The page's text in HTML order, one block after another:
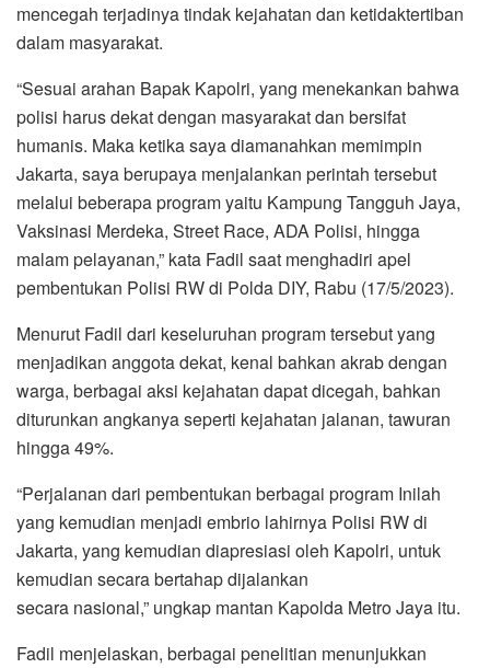
mencegah terjadinya tindak kejahatan dan ketidaktertiban
dalam masyarakat.
“Sesuai arahan Bapak Kapolri, yang menekankan bahwa
polisi harus dekat dengan masyarakat dan bersifat
humanis. Maka ketika saya diamanahkan memimpin
Jakarta, saya berupaya menjalankan perintah tersebut
melalui beberapa program yaitu Kampung Tangguh Jaya,
Vaksinasi Merdeka, Street Race, ADA Polisi, hingga
malam pelayanan,” kata Fadil saat menghadiri apel
pembentukan Polisi RW di Polda DIY, Rabu (17/5/2023).
Menurut Fadil dari keseluruhan program tersebut yang
menjadikan anggota dekat, kenal bahkan akrab dengan
warga, berbagai aksi kejahatan dapat dicegah, bahkan
diturunkan angkanya seperti kejahatan jalanan, tawuran
hingga 49%.
“Perjalanan dari pembentukan berbagai program Inilah
yang kemudian menjadi embrio lahirnya Polisi RW di
Jakarta, yang kemudian diapresiasi oleh Kapolri, untuk
kemudian secara bertahap dijalankan
secara nasional,” ungkap mantan Kapolda Metro Jaya itu.
Fadil menjelaskan, berbagai penelitian menunjukkan